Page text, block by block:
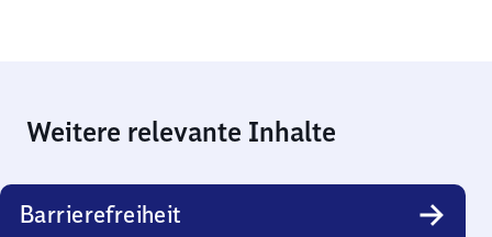
Weitere relevante Inhalte
Barrierefreiheit